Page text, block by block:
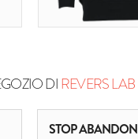
DIREVERS LAB
STOP ABANDON